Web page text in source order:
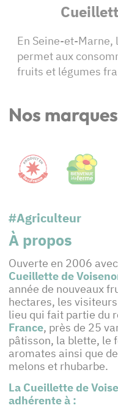
En Seine-et-Marne,
permet aux
fruits et légumes
Nos
#Agriculteur
À propos
Ouverte en 2006
Cueillette de
année de nouveaux
hectares, les
lieu qui fait partie du
France, près de 25
pâtisson, la blette, le
aromates ainsi que
melons et rhubarbe.
La Cueillette de
adhérente à :